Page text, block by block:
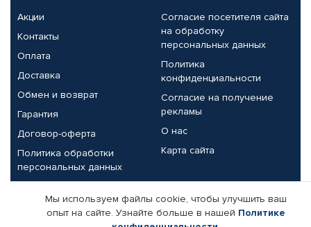
Акции
Контакты
Оплата
Доставка
Обмен и возврат
Гарантия
Договор-оферта
Политика обработки
персональных данных
Согласие посетителя сайта
на обработку
персональных данных
Политика
конфиденциальности
Согласие на получение
рекламы
О нас
Карта сайта
Партнерам
Корпоративным клиентам Реквизиты компании
Мы используем файлы cookie, чтобы улучшить ваш
опыт на сайте. Узнайте больше в нашей Политике